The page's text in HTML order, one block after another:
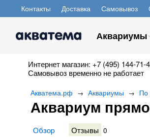
Контакты Доставка Самовывоз
Аквариумы
Интернет магазин: +7 (495) 144-
Самовывоз временно не работает
Акватема.рф → Аквариумы → По
Аквариум
Обзор Отзывы 0